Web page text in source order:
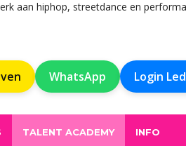
aan hiphop, streetdance en
WhatsApp Login
TALENT ACADEMY(CURRENT)
INFO